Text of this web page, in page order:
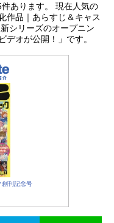
あります。 現在人気の
作品｜あらすじ＆キャス
シリーズのオープニン
デオが公開！」です。
創刊記念号